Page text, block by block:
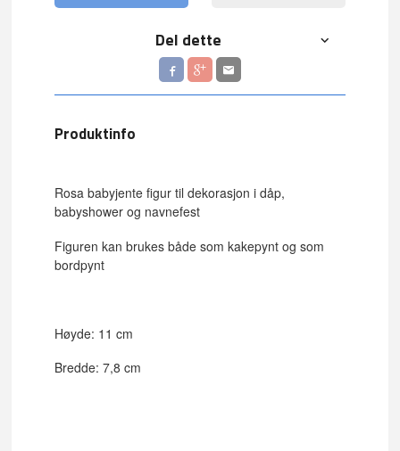
Del dette
Produktinfo
Rosa babyjente figur til dekorasjon i dåp,
babyshower og navnefest
Figuren kan brukes både som kakepynt og som
bordpynt
Høyde: 11 cm
Bredde: 7,8 cm